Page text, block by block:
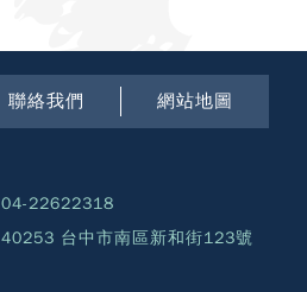
聯絡我們 網站地圖
04-22622318
40253 台中市南區新和街123號